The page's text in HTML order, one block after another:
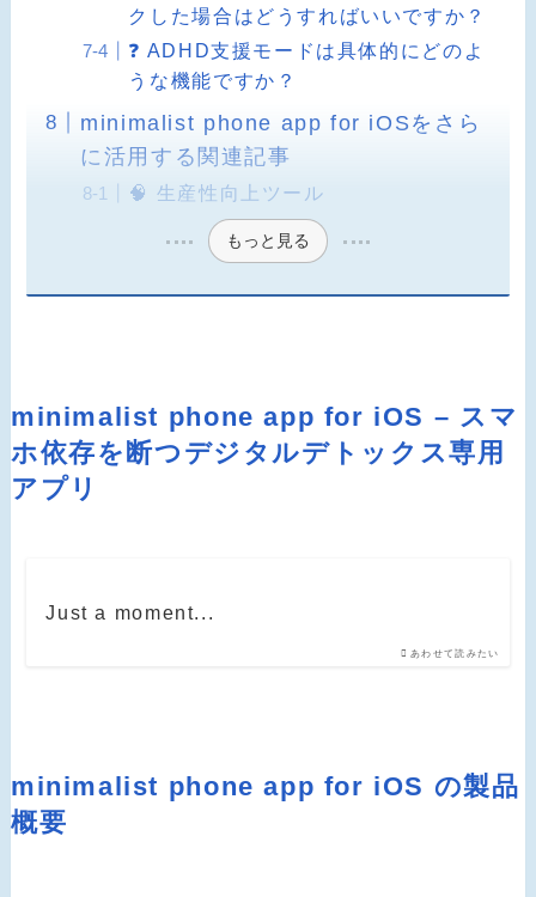
クした場合はどうすればいいですか？
❓ ADHD支援モードは具体的にどのよ
うな機能ですか？
minimalist phone app for iOSをさら
に活用する関連記事
🧠 生産性向上ツール
もっと見る
minimalist phone app for iOS – スマ
ホ依存を断つデジタルデトックス専用
アプリ
あわせて読みたい
Just a moment...
minimalist phone app for iOS の製品
概要